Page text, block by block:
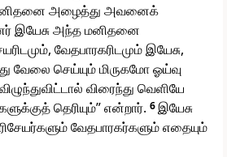
அழைத்து அவனைக்
இயேசு அந்த மனிதனை
வேதபாரகரிடமும் இயேசு,
செய்யும் மிருகமோ ஓய்வு
விரைந்து வெளியே
தெரியும்” என்றார். 6இயேசு
வேதபாரகர்களும் எதையும்